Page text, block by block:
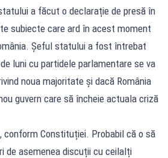
a făcut o declarație de presă în
subiecte care ard în acest moment
Șeful statului a fost întrebat
luni cu partidele parlamentare se va
noua majoritate și dacă România
guvern care să încheie actuala criză
conform Constituției. Probabil că o să
de asemenea discuții cu ceilalți